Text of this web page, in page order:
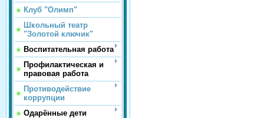
Клуб "Олимп"
Школьный театр
"Золотой ключик"
Воспитательная работа
Профилактическая и
правовая работа
Противодействие
коррупции
Одарённые дети